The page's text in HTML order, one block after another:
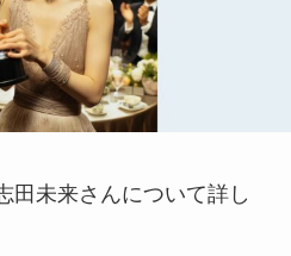
田未来さんについて詳し